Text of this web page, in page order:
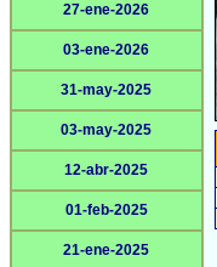
27-ene-2026
03-ene-2026
31-may-2025
03-may-2025
12-abr-2025
01-feb-2025
21-ene-2025